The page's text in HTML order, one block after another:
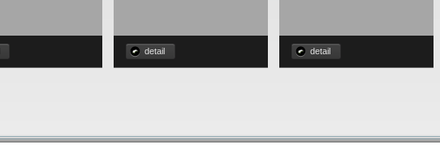
detail detail